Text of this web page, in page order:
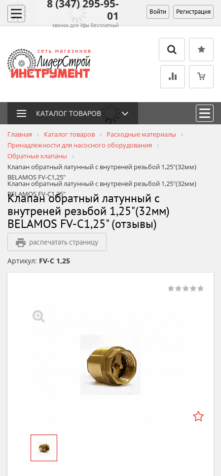
8 (347) 295-95-
01
звонок для Уфы бесплатный
Войти Регистрация
КАТАЛОГ ТОВАРОВ
Главная Каталог товаров
Расходные материалы
Принадлежности для насосного оборудования
Обратные клапаны
Клапан обратный латунный с внутреней резьбой 1,25"(32мм)
BELAMOS FV-C1,25"
Клапан обратный латунный с внутреней резьбой 1,25"(32мм)
BELAMOS FV-C1,25"
Клапан обратный латунный с
внутреней резьбой 1,25"(32мм)
BELAMOS FV-C1,25" (отзывы)
распечатать страницу
Артикул: FV-C 1,25